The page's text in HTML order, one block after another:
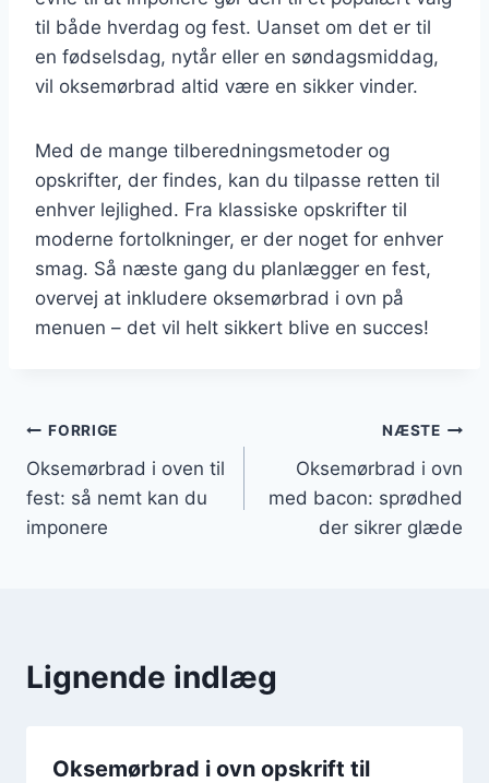
til både hverdag og fest. Uanset om det er til
en fødselsdag, nytår eller en søndagsmiddag,
vil oksemørbrad altid være en sikker vinder.
Med de mange tilberedningsmetoder og
opskrifter, der findes, kan du tilpasse retten til
enhver lejlighed. Fra klassiske opskrifter til
moderne fortolkninger, er der noget for enhver
smag. Så næste gang du planlægger en fest,
overvej at inkludere oksemørbrad i ovn på
menuen – det vil helt sikkert blive en succes!
Indlægsnavigation
FORRIGE
Oksemørbrad i oven til
fest: så nemt kan du
imponere
NÆSTE
Oksemørbrad i ovn
med bacon: sprødhed
der sikrer glæde
Lignende indlæg
Oksemørbrad i ovn opskrift til